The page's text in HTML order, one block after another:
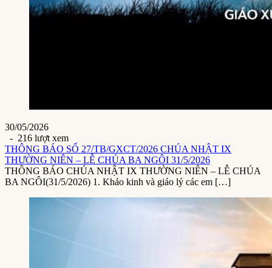
30/05/2026
- 216 lượt xem
THÔNG BÁO SỐ 27/TB/GXCT/2026 CHÚA NHẬT IX
THƯỜNG NIÊN – LỄ CHÚA BA NGÔI 31/5/2026
THÔNG BÁO CHÚA NHẬT IX THƯỜNG NIÊN – LỄ CHÚA
BA NGÔI(31/5/2026) 1. Khảo kinh và giáo lý các em […]